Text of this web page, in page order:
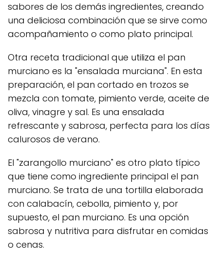
sabores de los demás ingredientes, creando
una deliciosa combinación que se sirve como
acompañamiento o como plato principal.
Otra receta tradicional que utiliza el pan
murciano es la "ensalada murciana". En esta
preparación, el pan cortado en trozos se
mezcla con tomate, pimiento verde, aceite de
oliva, vinagre y sal. Es una ensalada
refrescante y sabrosa, perfecta para los días
calurosos de verano.
El "zarangollo murciano" es otro plato típico
que tiene como ingrediente principal el pan
murciano. Se trata de una tortilla elaborada
con calabacín, cebolla, pimiento y, por
supuesto, el pan murciano. Es una opción
sabrosa y nutritiva para disfrutar en comidas
o cenas.